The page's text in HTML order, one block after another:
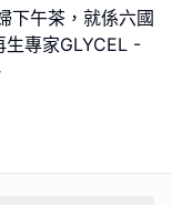
下午茶，就係六國
專家GLYCEL -